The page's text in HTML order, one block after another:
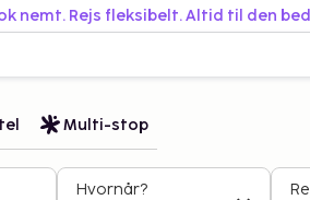
nemt. Rejs fleksibelt. Altid til den
Multi-stop
Hvornår?